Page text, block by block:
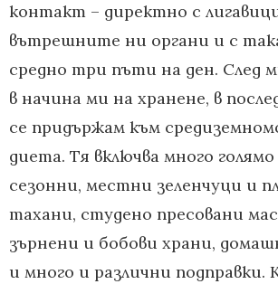
контакт – директно с
вътрешните ни органи и с
средно три пъти на ден. След
в начина ми на хранене, в
се придържам към
диета. Тя включва много
сезонни, местни зеленчуци и
тахани, студено пресовани
зърнени и бобови храни,
и много и различни подправки.